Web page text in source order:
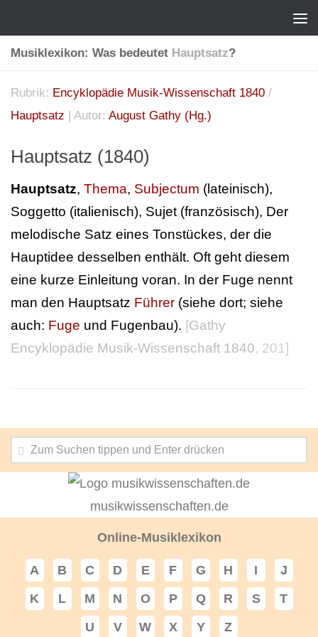
Musiklexikon: Was bedeutet Hauptsatz?
Rubrik: Encyklopädie Musik-Wissenschaft 1840 /
Hauptsatz | Autor: August Gathy (Hg.)
Hauptsatz (1840)
Hauptsatz, Thema, Subjectum (lateinisch),
Soggetto (italienisch), Sujet (französisch), Der
melodische Satz eines Tonstückes, der die
Hauptidee desselben enthält. Oft geht diesem
eine kurze Einleitung voran. In der Fuge nennt
man den Hauptsatz Führer (siehe dort; siehe
auch: Fuge und Fugenbau). [Gathy
Encyklopädie Musik-Wissenschaft 1840, 201]
musikwissenschaften.de
Online-Musiklexikon
A B C D E F G H I
J
K
L M N O P Q R S
T
U
V W X Y Z